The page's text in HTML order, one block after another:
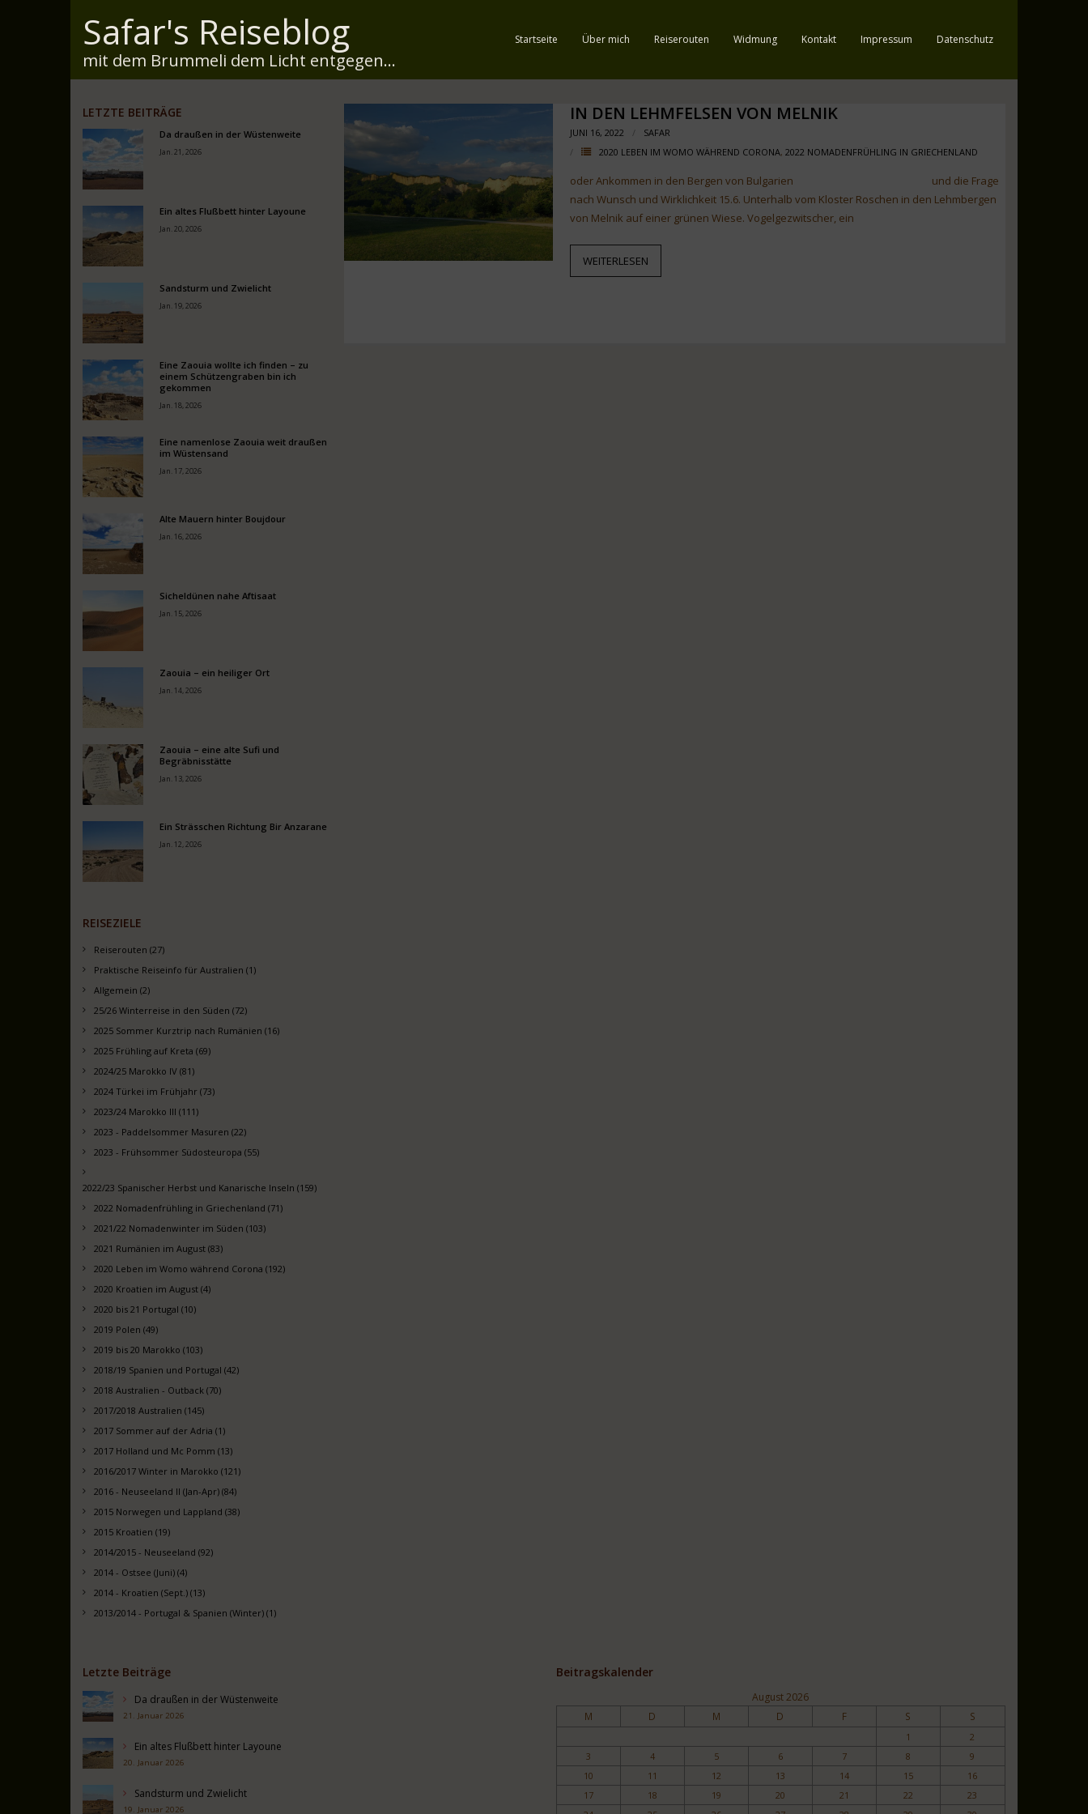
Safar's Reiseblog
mit dem Brummeli dem Licht entgegen...
Startseite Über mich Reiserouten Widmung Kontakt Impressum Datenschutz
IN DEN LEHMFELSEN VON MELNIK
JUNI 16, 2022
SAFAR
2020 LEBEN IM WOMO WÄHREND CORONA,2022 NOMADENFRÜHLING IN GRIECHENLAND
oder Ankommen in den Bergen von Bulgarien und die Frage
nach Wunsch und Wirklichkeit 15.6. Unterhalb vom Kloster Roschen in den Lehmbergen
von Melnik auf einer grünen Wiese. Vogelgezwitscher, ein
WEITERLESEN
LETZTE BEITRÄGE
Da draußen in der Wüstenweite
Jan. 21, 2026
Ein altes Flußbett hinter Layoune
Jan. 20, 2026
Sandsturm und Zwielicht
Jan. 19, 2026
Eine Zaouia wollte ich finden – zu
einem Schützengraben bin ich
gekommen
Jan. 18, 2026
Eine namenlose Zaouia weit draußen
im Wüstensand
Jan. 17, 2026
Alte Mauern hinter Boujdour
Jan. 16, 2026
Sicheldünen nahe Aftisaat
Jan. 15, 2026
Zaouia – ein heiliger Ort
Jan. 14, 2026
Zaouia – eine alte Sufi und
Begräbnisstätte
Jan. 13, 2026
Ein Strässchen Richtung Bir Anzarane
Jan. 12, 2026
REISEZIELE
Reiserouten (27)
Praktische Reiseinfo für Australien (1)
Allgemein (2)
25/26 Winterreise in den Süden (72)
2025 Sommer Kurztrip nach Rumänien (16)
2025 Frühling auf Kreta (69)
2024/25 Marokko IV (81)
2024 Türkei im Frühjahr (73)
2023/24 Marokko III (111)
2023 - Paddelsommer Masuren (22)
2023 - Frühsommer Südosteuropa (55)
2022/23 Spanischer Herbst und Kanarische Inseln (159)
2022 Nomadenfrühling in Griechenland (71)
2021/22 Nomadenwinter im Süden (103)
2021 Rumänien im August (83)
2020 Leben im Womo während Corona (192)
2020 Kroatien im August (4)
2020 bis 21 Portugal (10)
2019 Polen (49)
2019 bis 20 Marokko (103)
2018/19 Spanien und Portugal (42)
2018 Australien - Outback (70)
2017/2018 Australien (145)
2017 Sommer auf der Adria (1)
2017 Holland und Mc Pomm (13)
2016/2017 Winter in Marokko (121)
2016 - Neuseeland II (Jan-Apr) (84)
2015 Norwegen und Lappland (38)
2015 Kroatien (19)
2014/2015 - Neuseeland (92)
2014 - Ostsee (Juni) (4)
2014 - Kroatien (Sept.) (13)
2013/2014 - Portugal & Spanien (Winter) (1)
Letzte Beiträge
Da draußen in der Wüstenweite
21. Januar 2026
Ein altes Flußbett hinter Layoune
20. Januar 2026
Sandsturm und Zwielicht
19. Januar 2026
Beitragskalender
August 2026
M D M D F S S
1
2
3
4 5 6 7 8
9
10
11 12 13 14 15
16
17
18 19 20 21 22
23